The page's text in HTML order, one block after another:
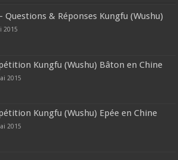
Questions & Réponses Kungfu (Wushu)
2015
Kungfu (Wushu) Bâton en Chine
2015
Kungfu (Wushu) Epée en Chine
2015